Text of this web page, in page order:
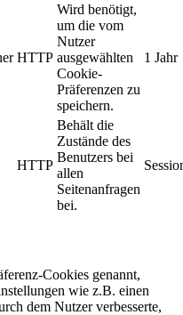
HTTP
Wird benötigt,
um die vom
Nutzer
ausgewählten
Cookie-
Präferenzen zu
speichern.
1 Jahr
HTTP
Behält die
Zustände des
Benutzers bei
allen
Seitenanfragen
bei.
Cookies genannt,
wie z.B. einen
dem Nutzer verbesserte,